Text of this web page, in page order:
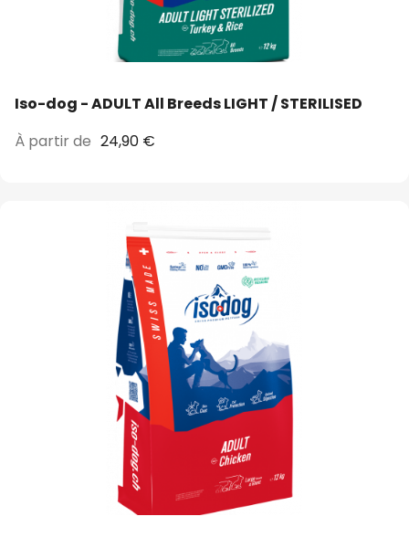
Iso-dog - ADULT All Breeds LIGHT / STERILISED
À partir de 24,90 €